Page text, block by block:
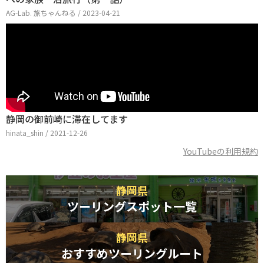
AG-Lab. 旅ちゃんねる / 2023-04-21
静岡の御前崎に滞在してます
hinata_shin / 2021-12-26
YouTubeの利用規約
静岡県
ツーリングスポット一覧
静岡県
おすすめツーリングルート